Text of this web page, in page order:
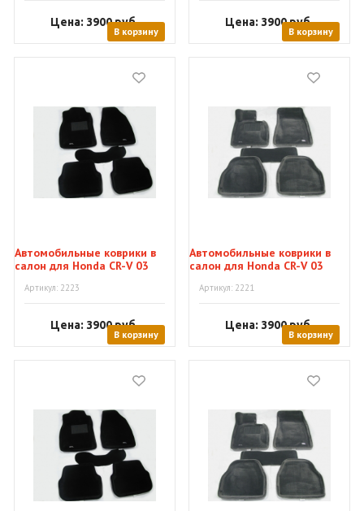
Цена: 3900руб.
В корзину
Цена: 3900руб.
В корзину
Автомобильные коврики в
салон для Honda CR-V 03
Артикул: 2223
Цена: 3900руб.
В корзину
Автомобильные коврики в
салон для Honda CR-V 03
Артикул: 2221
Цена: 3900руб.
В корзину